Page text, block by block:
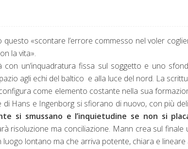
«scontare l’errore commesso nel voler
la vita».
un’inquadratura fissa sul soggetto e uno
agli echi del baltico e alla luce del nord. La
come elemento costante nella sua
Hans e Ingenborg si sfiorano di nuovo, con più
si smussano e l’inquietudine se non si
risoluzione ma conciliazione. Mann crea sul finale
lontano ma che arriva potente, chiara e lineare